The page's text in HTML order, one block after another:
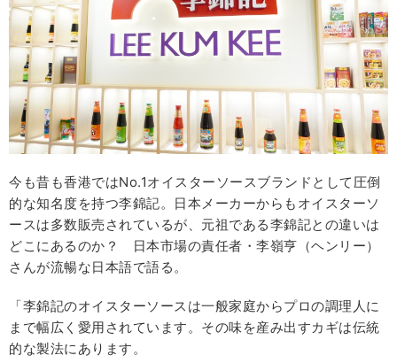
今も昔も香港ではNo.1オイスターソースブランドとして圧倒
的な知名度を持つ李錦記。日本メーカーからもオイスターソ
ースは多数販売されているが、元祖である李錦記との違いは
どこにあるのか？ 日本市場の責任者・李嶺亨（ヘンリー）
さんが流暢な日本語で語る。
「李錦記のオイスターソースは一般家庭からプロの調理人に
まで幅広く愛用されています。その味を産み出すカギは伝統
的な製法にあります。